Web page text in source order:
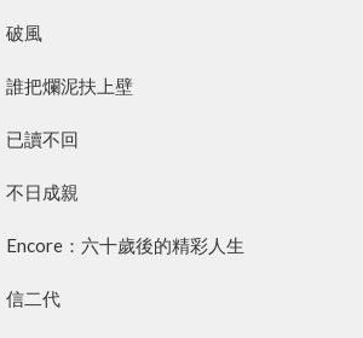
破風
誰把爛泥扶上壁
已讀不回
不日成親
Encore：六十歲後的精彩人生
信二代